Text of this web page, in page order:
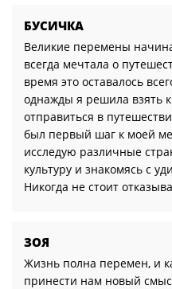
БУСИЧКА
Великие перемены
всегда мечтала о
время это оставалось
однажды я решила взять
отправиться в
был первый шаг к моей
исследую различные
культуру и знакомясь с
Никогда не стоит
ЗОЯ
Жизнь полна перемен, и
принести нам новый